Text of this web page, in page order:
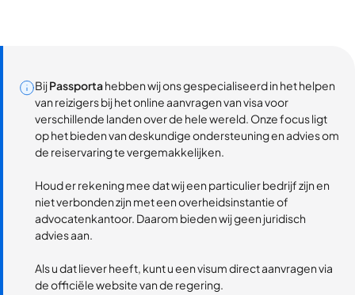
BijPassportahebben wij ons gespecialiseerd in het helpen
van reizigers bij het online aanvragen van visa voor
verschillende landen over de hele wereld. Onze focus ligt
op het bieden van deskundige ondersteuning en advies om
de reiservaring te vergemakkelijken.
Houd er rekening mee dat wij een particulier bedrijf zijn en
niet verbonden zijn met een overheidsinstantie of
advocatenkantoor. Daarom bieden wij geen juridisch
advies aan.
Als u dat liever heeft, kunt u een visum direct aanvragen via
de officiële website van de regering.